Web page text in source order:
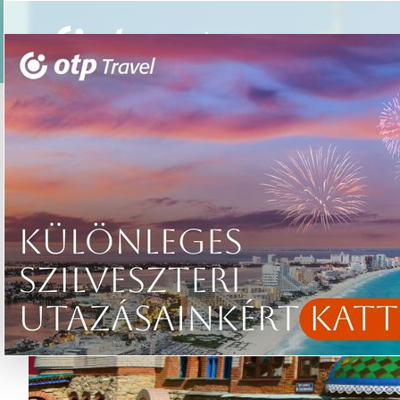
Csoportos utazások